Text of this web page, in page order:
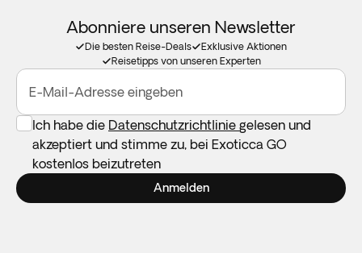
Abonniere unseren Newsletter
Die besten Reise-Deals
Exklusive Aktionen
Reisetipps von unseren Experten
E-Mail-Adresse eingeben
Ich habe die Datenschutzrichtlinie gelesen und
akzeptiert und stimme zu, bei Exoticca GO
kostenlos beizutreten
Anmelden